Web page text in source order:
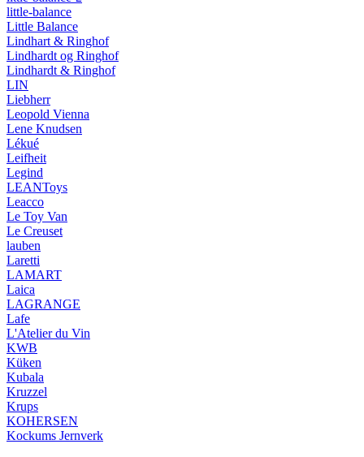
little-balance
Little Balance
Lindhart & Ringhof
Lindhardt og Ringhof
Lindhardt & Ringhof
LIN
Liebherr
Leopold Vienna
Lene Knudsen
Lékué
Leifheit
Legind
LEANToys
Leacco
Le Toy Van
Le Creuset
lauben
Laretti
LAMART
Laica
LAGRANGE
Lafe
L'Atelier du Vin
KWB
Küken
Kubala
Kruzzel
Krups
KOHERSEN
Kockums Jernverk